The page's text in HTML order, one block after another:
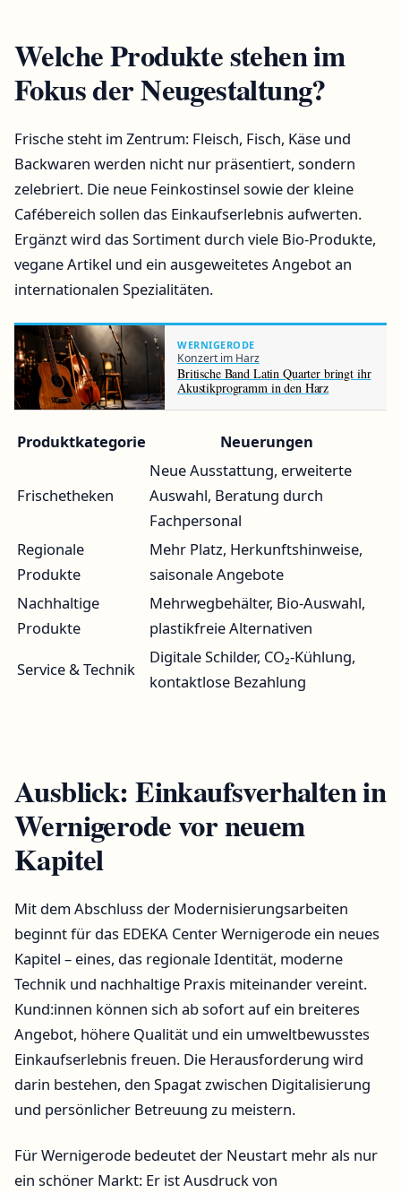
Welche Produkte stehen im
Fokus der Neugestaltung?
Frische steht im Zentrum: Fleisch, Fisch, Käse und
Backwaren werden nicht nur präsentiert, sondern
zelebriert. Die neue Feinkostinsel sowie der kleine
Cafébereich sollen das Einkaufserlebnis aufwerten.
Ergänzt wird das Sortiment durch viele Bio-Produkte,
vegane Artikel und ein ausgeweitetes Angebot an
internationalen Spezialitäten.
WERNIGERODE
Konzert im Harz
Britische Band Latin Quarter bringt ihr
Akustikprogramm in den Harz
Produktkategorie Neuerungen
Frischetheken
Neue Ausstattung, erweiterte
Auswahl, Beratung durch
Fachpersonal
Regionale
Produkte
Mehr Platz, Herkunftshinweise,
saisonale Angebote
Nachhaltige
Produkte
Mehrwegbehälter, Bio-Auswahl,
plastikfreie Alternativen
Service & Technik
Digitale Schilder, CO₂-Kühlung,
kontaktlose Bezahlung
Ausblick: Einkaufsverhalten in
Wernigerode vor neuem
Kapitel
Mit dem Abschluss der Modernisierungsarbeiten
beginnt für das EDEKA Center Wernigerode ein neues
Kapitel – eines, das regionale Identität, moderne
Technik und nachhaltige Praxis miteinander vereint.
Kund:innen können sich ab sofort auf ein breiteres
Angebot, höhere Qualität und ein umweltbewusstes
Einkaufserlebnis freuen. Die Herausforderung wird
darin bestehen, den Spagat zwischen Digitalisierung
und persönlicher Betreuung zu meistern.
Für Wernigerode bedeutet der Neustart mehr als nur
ein schöner Markt: Er ist Ausdruck von